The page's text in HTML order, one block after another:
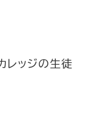
レッジの生徒